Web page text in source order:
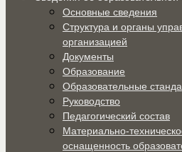
Основные сведения
Структура и органы
организацией
Документы
Образование
Образовательные
Руководство
Педагогический состав
Материально-
оснащенность